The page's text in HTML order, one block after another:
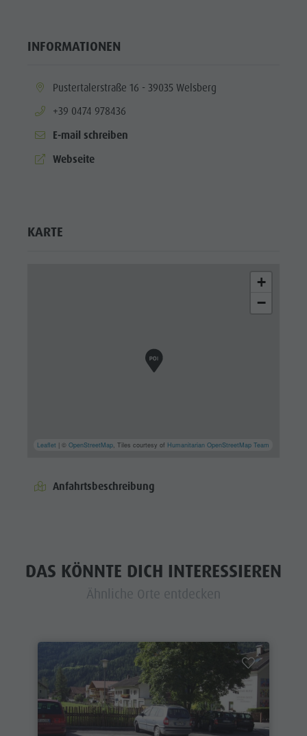
INFORMATIONEN
aria.location:
Pustertalerstraße 16 - 39035 Welsberg
aria.phone:
+39 0474 978436
E-mail schreiben
aria.website:
Webseite
KARTE
+
−
Leaflet | ©OpenStreetMap , Tiles courtesy of Humanitarian OpenStreetMap Team
Anfahrtsbeschreibung
DAS KÖNNTE DICH INTERESSIEREN
Ähnliche Orte entdecken